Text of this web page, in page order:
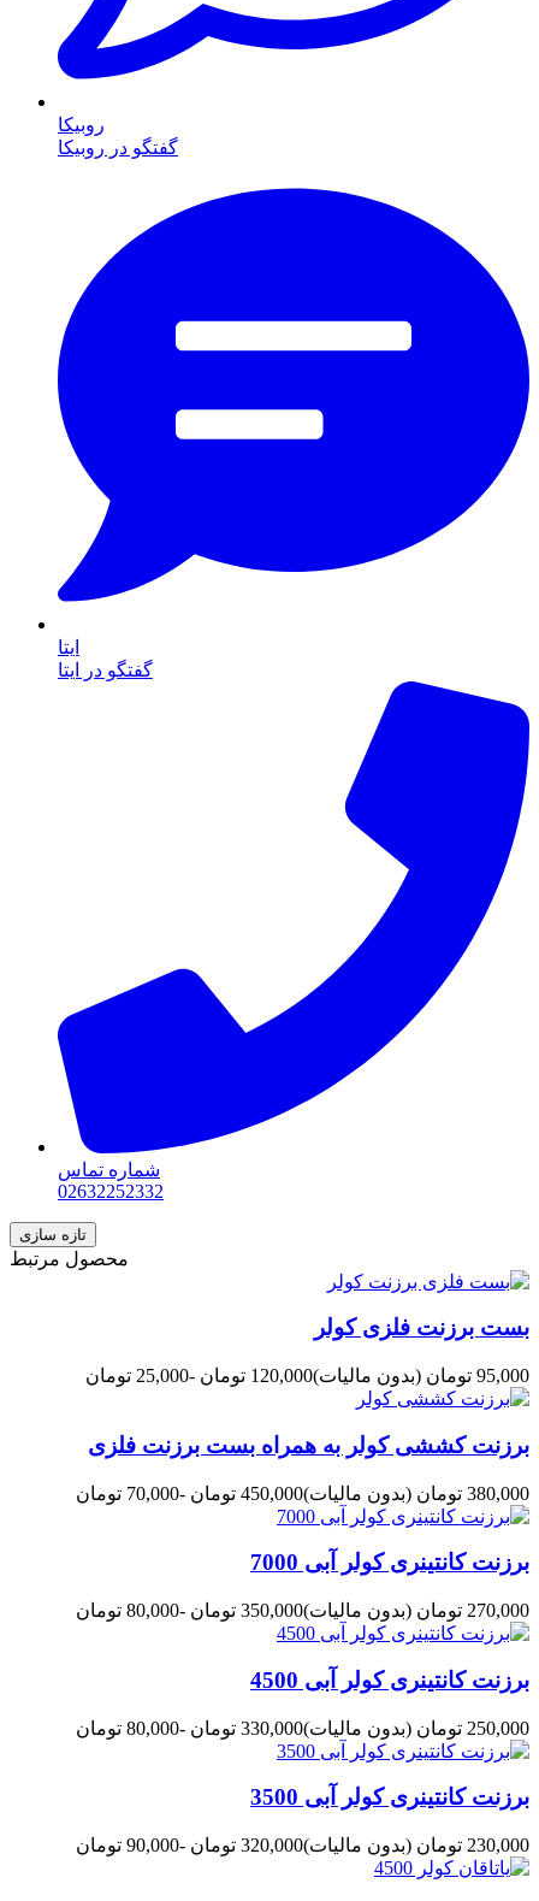
روبیکا
گفتگو در روبیکا
ایتا
گفتگو در ایتا
شماره تماس
02632252332
محصول مرتبط
بست برزنت فلزی کولر
95,000 تومان (بدون مالیات)120,000 تومان -25,000 تومان
برزنت کششی کولر به همراه بست برزنت فلزی
380,000 تومان (بدون مالیات)450,000 تومان -70,000 تومان
برزنت کانتینری کولر آبی 7000
270,000 تومان (بدون مالیات)350,000 تومان -80,000 تومان
برزنت کانتینری کولر آبی 4500
250,000 تومان (بدون مالیات)330,000 تومان -80,000 تومان
برزنت کانتینری کولر آبی 3500
230,000 تومان (بدون مالیات)320,000 تومان -90,000 تومان